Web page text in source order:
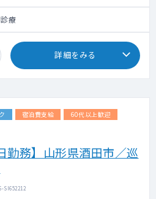
療
詳細をみる
宿泊費支給
60代以上歓迎
勤務】山形県酒田市／巡
SI652212